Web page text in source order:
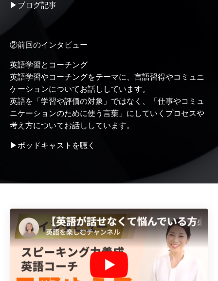
▶ ブログ記事
②前回のインタビュー
英語学習とコーチング
英語学習やコーチングをテーマに、言語習得やコミュニ
ケーションについてお話ししています。
英語を「学習や評価の対象」ではなく、「仕事やコミュ
ニケーションのために使う言葉」にしていくプロセスや
考え方についてお話ししています。
▶ポッドキャストを聴く